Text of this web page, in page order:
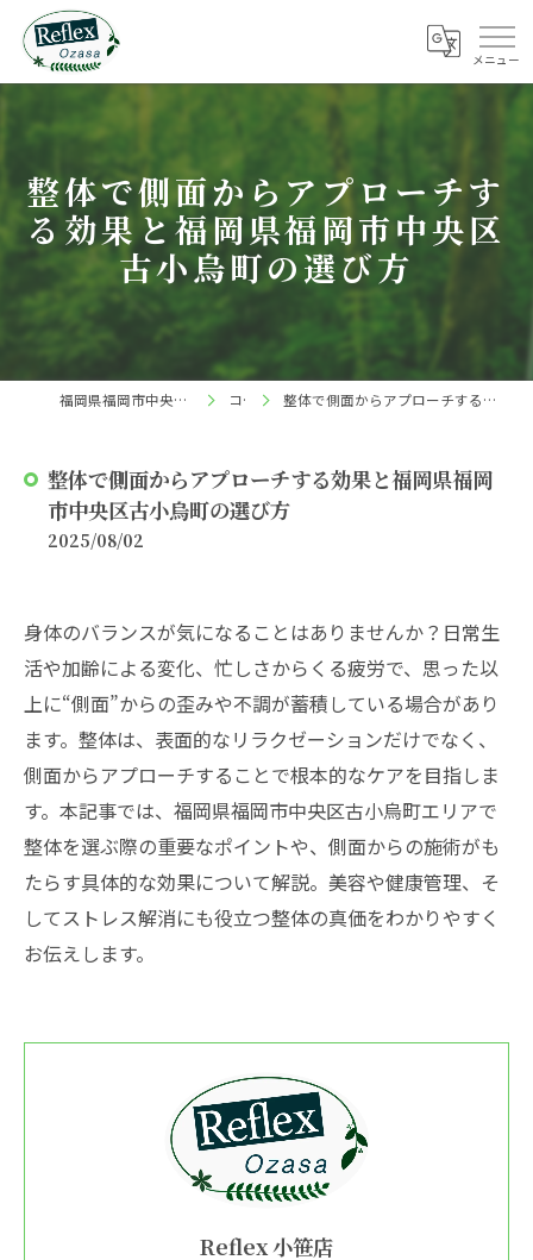
整体で側面からアプローチす
る効果と福岡県福岡市中央区
古小烏町の選び方
福岡県福岡市中央区の整体ならReflex 小笹店 コラム 整体で側面からアプローチする効果と福岡県福岡市中央区古小烏町の選び方
整体で側面からアプローチする効果と福岡県福岡
市中央区古小烏町の選び方
2025/08/02
身体のバランスが気になることはありませんか？日常生
活や加齢による変化、忙しさからくる疲労で、思った以
上に“側面”からの歪みや不調が蓄積している場合があり
ます。整体は、表面的なリラクゼーションだけでなく、
側面からアプローチすることで根本的なケアを目指しま
す。本記事では、福岡県福岡市中央区古小烏町エリアで
整体を選ぶ際の重要なポイントや、側面からの施術がも
たらす具体的な効果について解説。美容や健康管理、そ
してストレス解消にも役立つ整体の真価をわかりやすく
お伝えします。
Reflex 小笹店